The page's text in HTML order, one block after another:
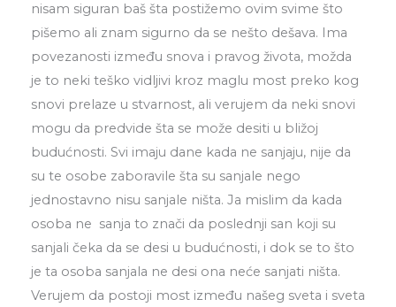
nisam siguran baš šta postižemo ovim svime što
pišemo ali znam sigurno da se nešto dešava. Ima
povezanosti između snova i pravog života, možda
je to neki teško vidljivi kroz maglu most preko kog
snovi prelaze u stvarnost, ali verujem da neki snovi
mogu da predvide šta se može desiti u bližoj
budućnosti. Svi imaju dane kada ne sanjaju, nije da
su te osobe zaboravile šta su sanjale nego
jednostavno nisu sanjale ništa. Ja mislim da kada
osoba ne sanja to znači da poslednji san koji su
sanjali čeka da se desi u budućnosti, i dok se to što
je ta osoba sanjala ne desi ona neće sanjati ništa.
Verujem da postoji most između našeg sveta i sveta